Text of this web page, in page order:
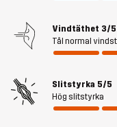
väder.
är 172 cm
Passform
Vindtäthet 3/5
Tål normal
Slitstyrka 5/5
Hög slitstyrka